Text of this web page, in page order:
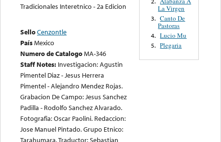
Tradicionales Interetnico - 2a Edicion
SelloCenzontle
PaísMexico
Numero de CatalogoMA-346
Staff Notes: Investigacion: Agustin
Pimentel Diaz - Jesus Herrera
Pimentel - Alejandro Mendez Rojas.
Grabacion De Campo: Jesus Sanchez
Padilla - Rodolfo Sanchez Alvarado.
Fotografia: Oscar Paolini. Redaccion:
Jose Manuel Pintado. Grupo Etnico:
Tarahumara. Traductor: Sebastian
La Virgen
3. Canto De
Pastoras
4. Lucio Mu
5. Plegaria